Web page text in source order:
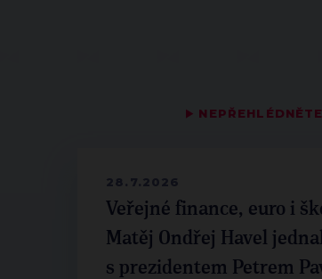
▶ NEPŘEHLÉDNĚTE
28.7.2026
Veřejné finance, euro i
Matěj Ondřej Havel
s prezidentem Petrem